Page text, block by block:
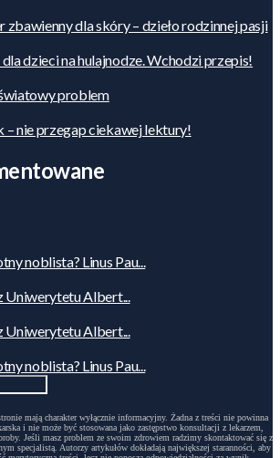
zbawienny dla skóry – dzieło rodzinnej pasji
dzieci na hulajnodze. Wchodzi przepis!
problem
– nie przegap ciekawej lektury!
noblista? Linus Pau...
Uniwerytetu Albert...
Uniwerytetu Albert...
noblista? Linus Pau...
mają charakter wyłącznie informacyjny. Żadna z treści nie powinna
i nie może być stosowana jako zastępstwo konsultacji z lekarzem,
Jeśli masz problem ze swoim zdrowiem radzimy skontaktować się z
specjalistą. Autorzy artykułów dokładają największej staranności, aby